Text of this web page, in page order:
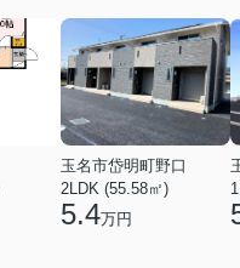
玉名市岱明町野口
2LDK (55.58㎡)
5.4万円